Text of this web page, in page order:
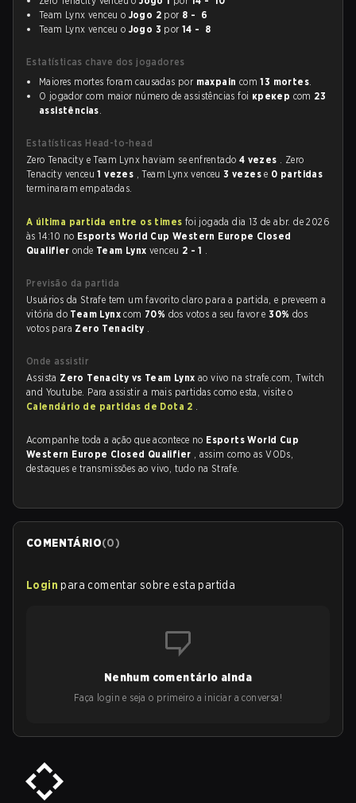
Team Lynx venceu o Jogo 2 por 8 - 6
Team Lynx venceu o Jogo 3 por14 - 8
Estatísticas chave dos jogadores
Maiores mortes foram causadas por maxpain com13 mortes.
O jogador com maior número de assistências foi крекер com 23
assistências.
Estatísticas Head-to-head
Zero Tenacity e Team Lynx haviam se enfrentado 4 vezes . Zero
Tenacity venceu1 vezes , Team Lynx venceu3 vezese 0 partidas
terminaram empatadas.
A última partida entre os times foi jogada dia 13 de abr. de 2026
às 14:10 no Esports World Cup Western Europe Closed
Qualifier onde Team Lynx venceu 2 - 1 .
Previsão da partida
Usuários da Strafe tem um favorito claro para a partida, e preveem a
vitória do Team Lynxcom 70% dos votos a seu favor e30% dos
votos para Zero Tenacity .
Onde assistir
Assista Zero Tenacity vs Team Lynxao vivo na strafe.com, Twitch
and Youtube. Para assistir a mais partidas como esta, visite o
Calendário de partidas de Dota 2 .
Acompanhe toda a ação que acontece no Esports World Cup
Western Europe Closed Qualifier , assim como as VODs,
destaques e transmissões ao vivo, tudo na Strafe.
COMENTÁRIO(0)
Login para comentar sobre esta partida
Nenhum comentário ainda
Faça login e seja o primeiro a iniciar a conversa!